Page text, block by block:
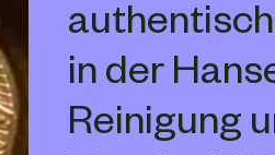
in der
Reinigung